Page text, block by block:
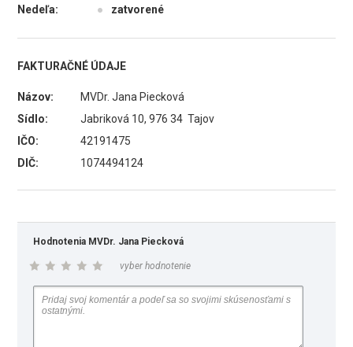
Nedeľa:
● zatvorené
FAKTURAČNÉ ÚDAJE
Názov:
MVDr. Jana Piecková
Sídlo:
Jabriková 10, 976 34 Tajov
IČO:
42191475
DIČ:
1074494124
Hodnotenia MVDr. Jana Piecková
vyber hodnotenie